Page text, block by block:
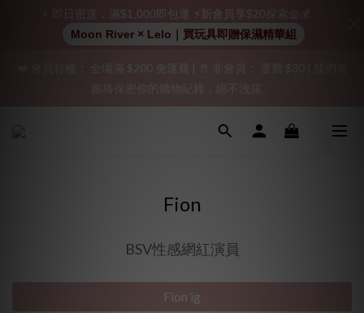
「保密出貨」（無店鋪資訊、一般紙箱）、隱私保護、加密付款、
立即註冊成為會員！
加入會員即享$20購物金  訂單商品好評再享$15購物金
👑 會員特權： 全場滿 $200 免運費 | 🚪 非會員： 運費 $30 | 我們將
嚴格保密你的購物紀錄，絕不洩露。
「保密出貨」（無店鋪資訊、一般紙箱）、隱私保護、加密付款、
Fion
BSV性感網紅演員
Fion ig
⚡ 即日密送．滿$1,000即包運 ⚡新會員享$20探索金💰
Moon River × Lelo｜買玩具即贈保濕精華組